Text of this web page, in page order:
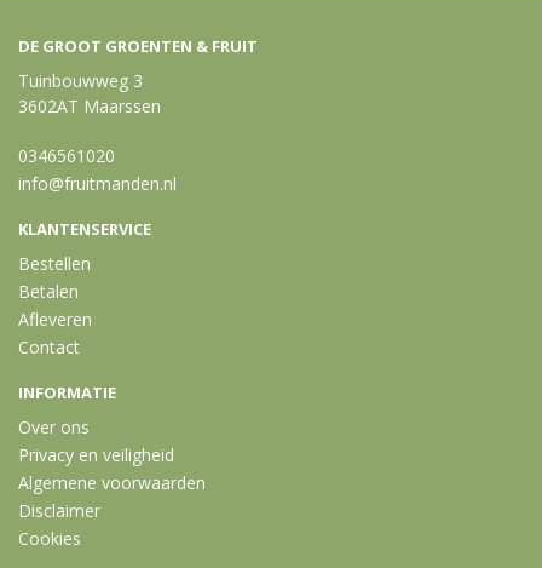
DE GROOT GROENTEN & FRUIT
Tuinbouwweg 3
3602AT Maarssen
0346561020
info@fruitmanden.nl
KLANTENSERVICE
Bestellen
Betalen
Afleveren
Contact
INFORMATIE
Over ons
Privacy en veiligheid
Algemene voorwaarden
Disclaimer
Cookies